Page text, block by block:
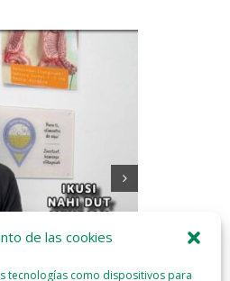
de las cookies
tecnologías como dispositivos para